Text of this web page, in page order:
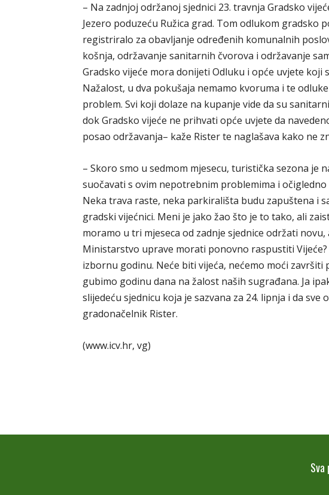
– Na zadnjoj održanoj sjednici 23. travnja Gradsko
Jezero poduzeću Ružica grad. Tom odlukom gradsko
registriralo za obavljanje određenih komunalnih
košnja, održavanje sanitarnih čvorova i održavanje
Gradsko vijeće mora donijeti Odluku i opće uvjete koji
Nažalost, u dva pokušaja nemamo kvoruma i te
problem. Svi koji dolaze na kupanje vide da su
dok Gradsko vijeće ne prihvati opće uvjete da
posao održavanja– kaže Rister te naglašava kako ne
– Skoro smo u sedmom mjesecu, turistička sezona je
suočavati s ovim nepotrebnim problemima i
Neka trava raste, neka parkirališta budu zapuštena i
gradski vijećnici. Meni je jako žao što je to tako, ali
moramo u tri mjeseca od zadnje sjednice održati
Ministarstvo uprave morati ponovno raspustiti
izbornu godinu. Neće biti vijeća, nećemo moći
gubimo godinu dana na žalost naših sugrađana. Ja
slijedeću sjednicu koja je sazvana za 24. lipnja i da sve
gradonačelnik Rister.
(www.icv.hr, vg)